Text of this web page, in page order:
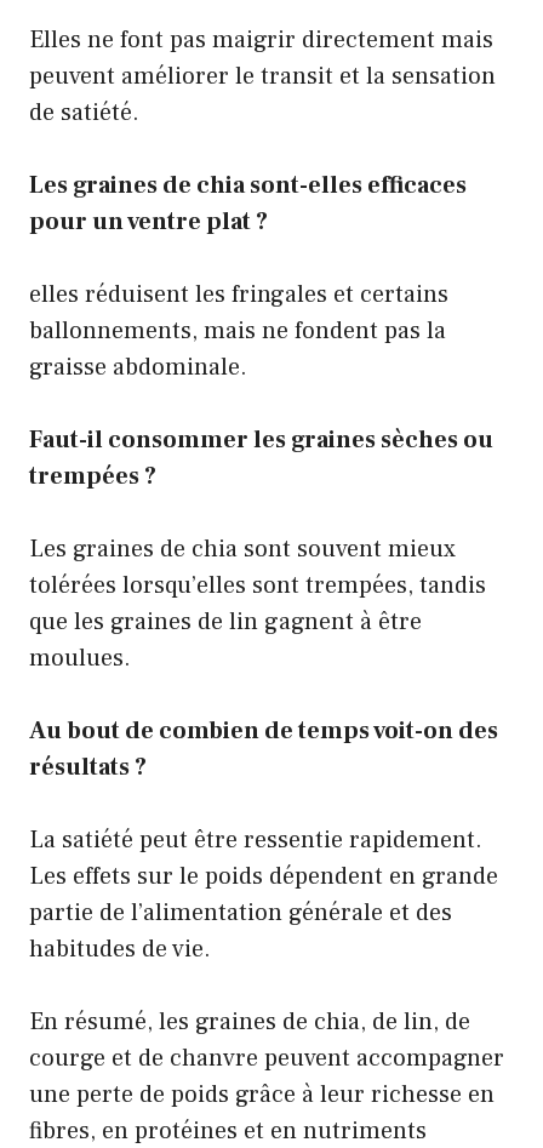
Elles ne font pas maigrir directement mais
peuvent améliorer le transit et la sensation
de satiété.
Les graines de chia sont-elles efficaces
pour un ventre plat ?
elles réduisent les fringales et certains
ballonnements, mais ne fondent pas la
graisse abdominale.
Faut-il consommer les graines sèches ou
trempées ?
Les graines de chia sont souvent mieux
tolérées lorsqu’elles sont trempées, tandis
que les graines de lin gagnent à être
moulues.
Au bout de combien de temps voit-on des
résultats ?
La satiété peut être ressentie rapidement.
Les effets sur le poids dépendent en grande
partie de l’alimentation générale et des
habitudes de vie.
En résumé, les graines de chia, de lin, de
courge et de chanvre peuvent accompagner
une perte de poids grâce à leur richesse en
fibres, en protéines et en nutriments